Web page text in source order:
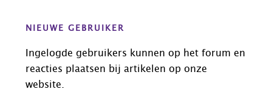
NIEUWE GEBRUIKER
Ingelogde gebruikers kunnen op het forum en
reacties plaatsen bij artikelen op onze
website.